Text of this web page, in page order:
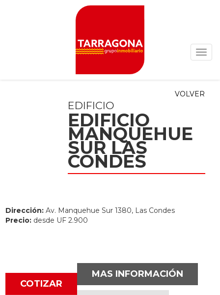
VOLVER
EDIFICIO
EDIFICIO
MANQUEHUE
SUR LAS
CONDES
Dirección: Av. Manquehue Sur 1380, Las Condes
Precio: desde UF 2.900
COTIZAR
MAS INFORMACIÓN